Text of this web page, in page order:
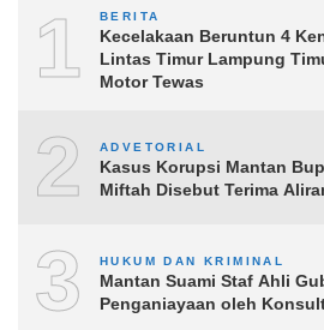
1 BERITA
Kecelakaan Beruntun 4
Lintas Timur Lampung
Motor Tewas
2 ADVETORIAL
Kasus Korupsi Mantan
Miftah Disebut Terima
3 HUKUM DAN KRIMINAL
Mantan Suami Staf Ahli
Penganiayaan oleh